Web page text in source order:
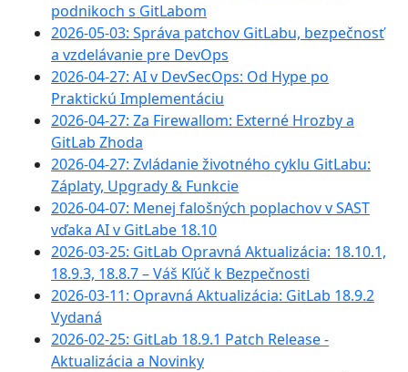
podnikoch s GitLabom
2026-05-03: Správa patchov GitLabu, bezpečnosť
a vzdelávanie pre DevOps
2026-04-27: AI v DevSecOps: Od Hype po
Praktickú Implementáciu
2026-04-27: Za Firewallom: Externé Hrozby a
GitLab Zhoda
2026-04-27: Zvládanie životného cyklu GitLabu:
Záplaty, Upgrady & Funkcie
2026-04-07: Menej falošných poplachov v SAST
vďaka AI v GitLabe 18.10
2026-03-25: GitLab Opravná Aktualizácia: 18.10.1,
18.9.3, 18.8.7 – Váš Kľúč k Bezpečnosti
2026-03-11: Opravná Aktualizácia: GitLab 18.9.2
Vydaná
2026-02-25: GitLab 18.9.1 Patch Release -
Aktualizácia a Novinky